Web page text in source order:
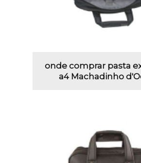
onde comprar pasta
a4 Machadinho